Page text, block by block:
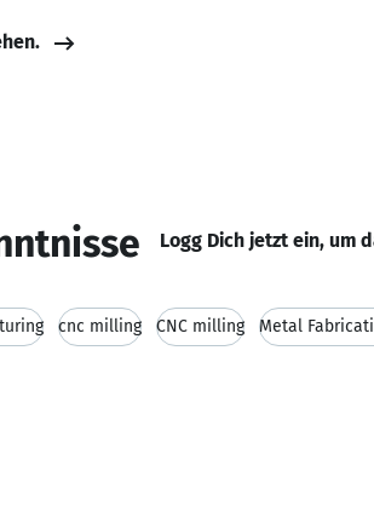
Logg Dich jetzt ein, um
cnc milling CNC milling Metal